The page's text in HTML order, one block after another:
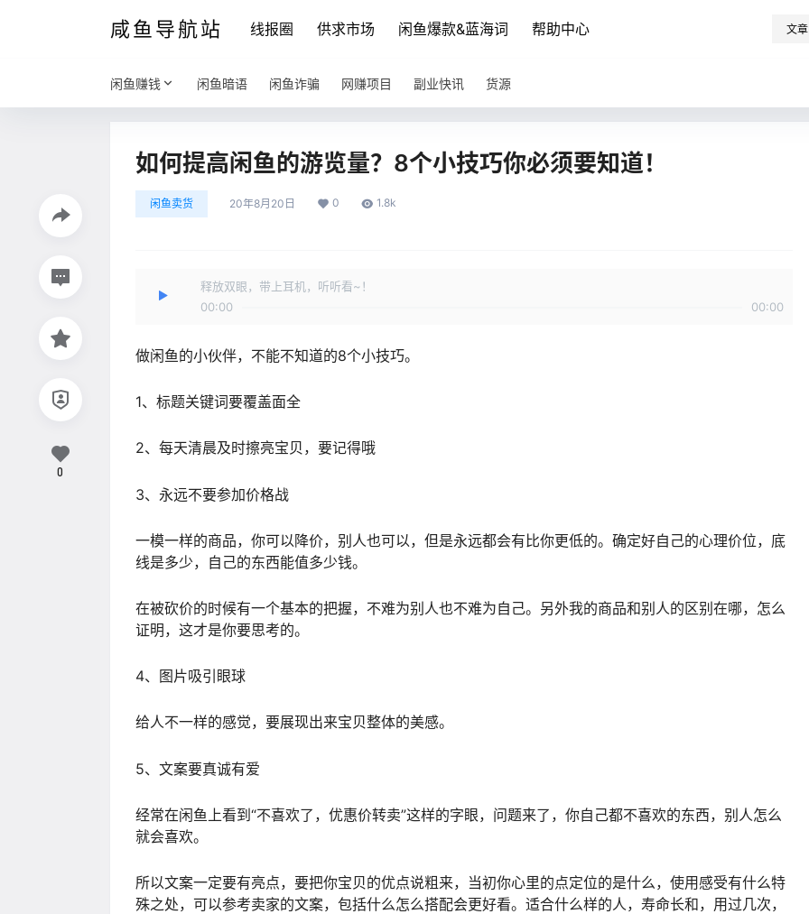
咸鱼导航站 线报圈 供求市场 闲鱼爆款&蓝海词 帮助中心 文章
闲鱼赚钱 闲鱼暗语 闲鱼诈骗 网赚项目 副业快讯 货源
如何提高闲鱼的游览量？8个小技巧你必须要知道！
闲鱼卖货 20年8月20日 0 1.8k
释放双眼，带上耳机，听听看~！
00:00
00:00
做闲鱼的小伙伴，不能不知道的8个小技巧。
1、标题关键词要覆盖面全
2、每天清晨及时擦亮宝贝，要记得哦
3、永远不要参加价格战
一模一样的商品，你可以降价，别人也可以，但是永远都会有比你更低的。确定好自己的心理价位，底
线是多少，自己的东西能值多少钱。
在被砍价的时候有一个基本的把握，不难为别人也不难为自己。另外我的商品和别人的区别在哪，怎么
证明，这才是你要思考的。
4、图片吸引眼球
给人不一样的感觉，要展现出来宝贝整体的美感。
5、文案要真诚有爱
经常在闲鱼上看到“不喜欢了，优惠价转卖”这样的字眼，问题来了，你自己都不喜欢的东西，别人怎么
就会喜欢。
所以文案一定要有亮点，要把你宝贝的优点说粗来，当初你心里的点定位的是什么，使用感受有什么特
殊之处，可以参考卖家的文案，包括什么怎么搭配会更好看。适合什么样的人，寿命长和，用过几次，
0